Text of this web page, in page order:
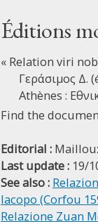
Éditions
« Relation viri
Γεράσιμος Δ.
Athènes :
Find the
Editorial :
Last update : 19/
See also :
Iacopo (Corfou
Relazione Zuan